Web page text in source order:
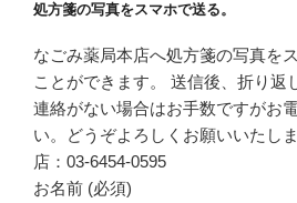
処方箋の写真をスマホで送る。
なごみ薬局本店へ処方箋の写真を
ことができます。 送信後、折り返
連絡がない場合はお手数ですがお
い。どうぞよろしくお願いいたし
店：03-6454-0595
お名前 (必須)